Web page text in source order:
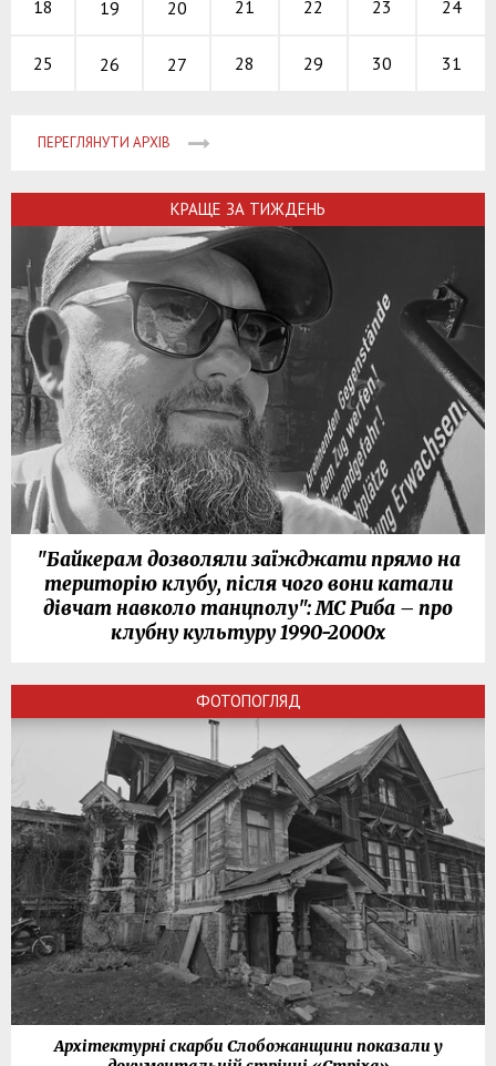
18 19 20 21 22 23 24
25 26 27 28 29 30 31
ПЕРЕГЛЯНУТИ АРХІВ
КРАЩЕ ЗА ТИЖДЕНЬ
"Байкерам дозволяли заїжджати прямо на
територію клубу, після чого вони катали
дівчат навколо танцполу": МС Риба – про
клубну культуру 1990-2000х
ФОТОПОГЛЯД
Архітектурні скарби Слобожанщини показали у